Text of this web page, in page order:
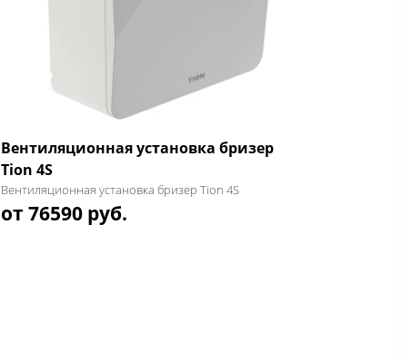
Вентиляционная установка бризер
Tion 4S
Вентиляционная установка бризер Tion 4S
от 76590 руб.